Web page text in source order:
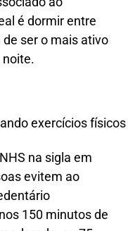
é dormir entre
ser o mais ativo
noite.
na sigla em
evitem ao
150 minutos de